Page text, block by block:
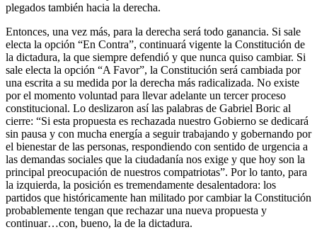
plegados también hacia la derecha.
Entonces, una vez más, para la derecha será todo ganancia. Si sale
electa la opción “En Contra”, continuará vigente la Constitución de
la dictadura, la que siempre defendió y que nunca quiso cambiar. Si
sale electa la opción “A Favor”, la Constitución será cambiada por
una escrita a su medida por la derecha más radicalizada. No existe
por el momento voluntad para llevar adelante un tercer proceso
constitucional. Lo deslizaron así las palabras de Gabriel Boric al
cierre: “Si esta propuesta es rechazada nuestro Gobierno se dedicará
sin pausa y con mucha energía a seguir trabajando y gobernando por
el bienestar de las personas, respondiendo con sentido de urgencia a
las demandas sociales que la ciudadanía nos exige y que hoy son la
principal preocupación de nuestros compatriotas”. Por lo tanto, para
la izquierda, la posición es tremendamente desalentadora: los
partidos que históricamente han militado por cambiar la Constitución
probablemente tengan que rechazar una nueva propuesta y
continuar…con, bueno, la de la dictadura.